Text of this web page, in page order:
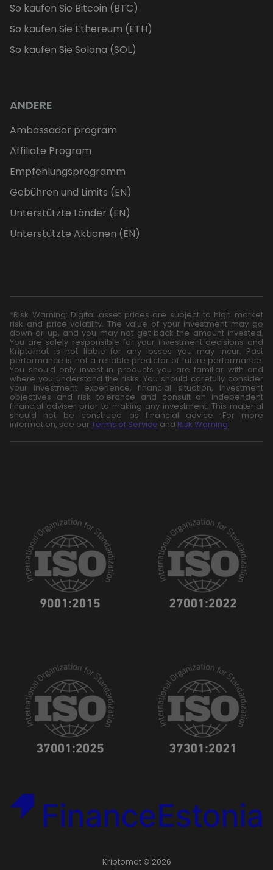
So kaufen Sie Bitcoin (BTC)
So kaufen Sie Ethereum (ETH)
So kaufen Sie Solana (SOL)
ANDERE
Ambassador program
Affiliate Program
Empfehlungsprogramm
Gebühren und Limits (EN)
Unterstützte Länder (EN)
Unterstützte Aktionen (EN)
*Risk Warning: Digital asset prices are subject to high market
risk and price volatility. The value of your investment may go
down or up, and you may not get back the amount invested.
You are solely responsible for your investment decisions and
Kriptomat is not liable for any losses you may incur. Past
performance is not a reliable predictor of future performance.
You should only invest in products you are familiar with and
where you understand the risks. You should carefully consider
your investment experience, financial situation, investment
objectives and risk tolerance and consult an independent
financial adviser prior to making any investment. This material
should not be construed as financial advice. For more
information, see our Terms of Service and Risk Warning.
Kriptomat © 2026